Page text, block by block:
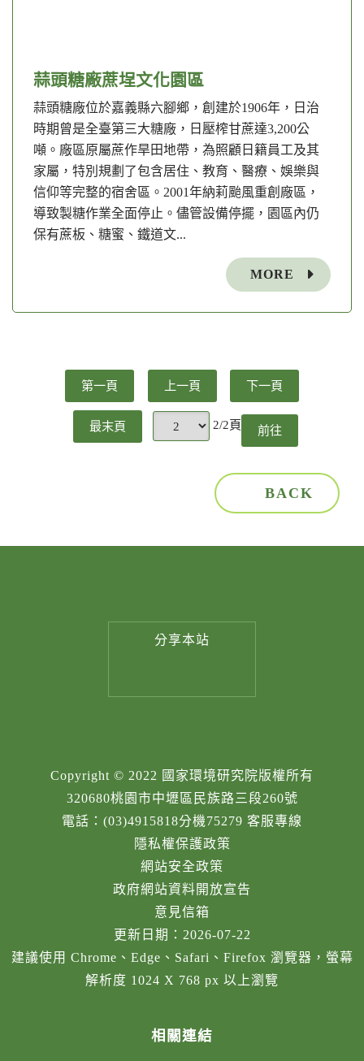
蒜頭糖廠蔗埕文化園區
蒜頭糖廠位於嘉義縣六腳鄉，創建於1906年，日治
時期曾是全臺第三大糖廠，日壓榨甘蔗達3,200公
噸。廠區原屬蔗作旱田地帶，為照顧日籍員工及其
家屬，特別規劃了包含居住、教育、醫療、娛樂與
信仰等完整的宿舍區。2001年納莉颱風重創廠區，
導致製糖作業全面停止。儘管設備停擺，園區內仍
保有蔗板、糖蜜、鐵道文...
MORE
第一頁 上一頁 下一頁
最末頁 2/2頁 前往
BACK
分享本站
Copyright © 2022 國家環境研究院版權所有
320680桃園市中壢區民族路三段260號
電話：(03)4915818分機75279 客服專線
隱私權保護政策
網站安全政策
政府網站資料開放宣告
意見信箱
更新日期：2026-07-22
建議使用 Chrome、Edge、Safari、Firefox 瀏覽器，螢幕
解析度 1024 X 768 px 以上瀏覽
相關連結